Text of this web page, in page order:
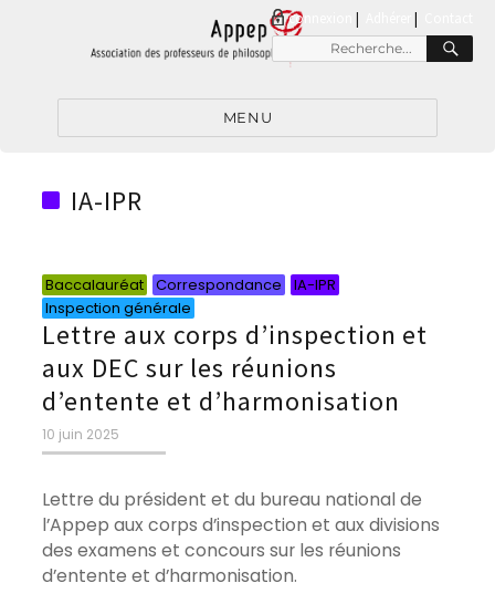
connexion |
Recherche
pour
MENU
IA-IPR
Baccalauréat Correspondance IA-IPR
Inspection générale
Lettre aux corps d’inspection et
aux DEC sur les réunions
d’entente et d’harmonisation
Publié
le
10 juin 2025
Lettre du président et du bureau national de
l’Appep aux corps d’inspection et aux divisions
des examens et concours sur les réunions
d’entente et d’harmonisation.